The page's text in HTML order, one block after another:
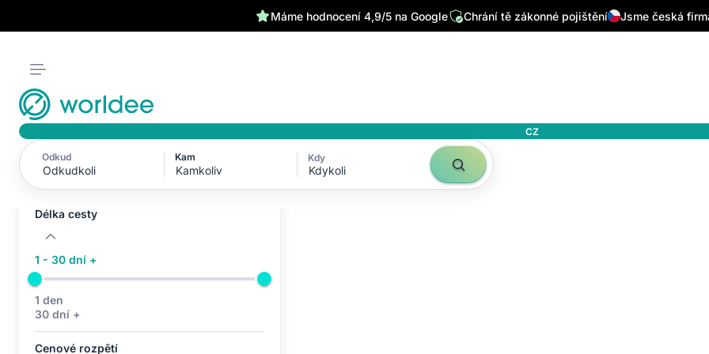
Máme hodnocení 4,9/5 na Google Chrání tě zákonné pojištění Jsme česká
CZ
Odkud Kam Kdy
Kdykoli
Aktivní filtry (0)
Žádné aktivní filtry
Délka cesty
1 - 30 dní +
1 den
30 dní +
Cenové rozpětí